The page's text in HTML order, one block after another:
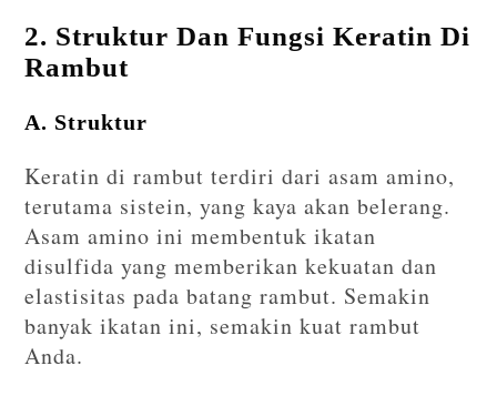
2. Struktur Dan Fungsi Keratin Di
Rambut
A. Struktur
Keratin di rambut terdiri dari asam amino,
terutama sistein, yang kaya akan belerang.
Asam amino ini membentuk ikatan
disulfida yang memberikan kekuatan dan
elastisitas pada batang rambut. Semakin
banyak ikatan ini, semakin kuat rambut
Anda.